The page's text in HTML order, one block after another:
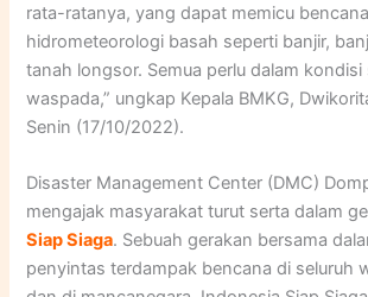
rata-ratanya, yang dapat memicu bencana
hidrometeorologi basah seperti banjir,
tanah longsor. Semua perlu dalam kondisi
waspada,” ungkap Kepala BMKG,
Senin (17/10/2022).
Disaster Management Center (DMC)
mengajak masyarakat turut serta dalam
Siap Siaga. Sebuah gerakan bersama
penyintas terdampak bencana di seluruh